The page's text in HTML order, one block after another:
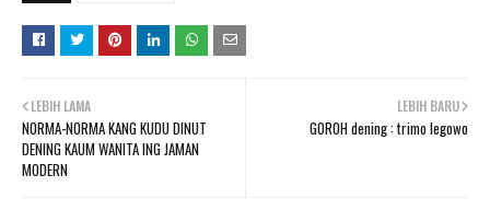
LEBIH BARU
GOROH dening : trimo legowo
LEBIH LAMA
NORMA-NORMA KANG KUDU DINUT
DENING KAUM WANITA ING JAMAN
MODERN